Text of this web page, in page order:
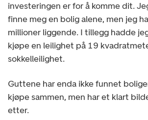
investeringen er for å komme dit.
finne meg en bolig alene, men jeg
millioner liggende. I tillegg hadde
kjøpe en leilighet på 19
sokkelleilighet.
Guttene har enda ikke funnet
kjøpe sammen, men har et klart
etter.